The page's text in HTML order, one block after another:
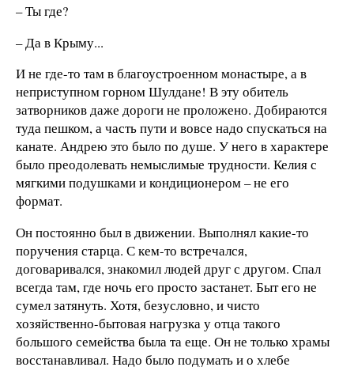
– Ты где?
– Да в Крыму...
И не где-то там в благоустроенном монастыре, а в
неприступном горном Шулдане! В эту обитель
затворников даже дороги не проложено. Добираются
туда пешком, а часть пути и вовсе надо спускаться на
канате. Андрею это было по душе. У него в характере
было преодолевать немыслимые трудности. Келия с
мягкими подушками и кондиционером – не его
формат.
Он постоянно был в движении. Выполнял какие-то
поручения старца. С кем-то встречался,
договаривался, знакомил людей друг с другом. Спал
всегда там, где ночь его просто застанет. Быт его не
сумел затянуть. Хотя, безусловно, и чисто
хозяйственно-бытовая нагрузка у отца такого
большого семейства была та еще. Он не только храмы
восстанавливал. Надо было подумать и о хлебе